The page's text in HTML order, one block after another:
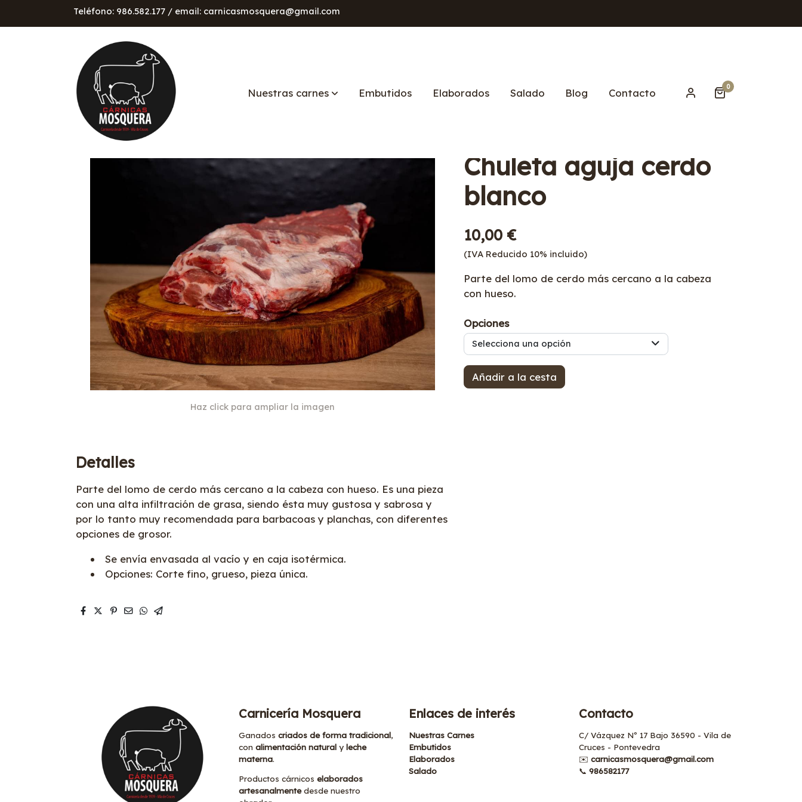
Teléfono: 986.582.177 / email: carnicasmosquera@gmail.com
Nuestras carnes Embutidos Elaborados Salado Blog Contacto 0
Chuleta aguja cerdo blanco
Haz click para ampliar la imagen
Detalles
Parte del lomo de cerdo más cercano a la cabeza con hueso. Es una pieza
con una alta infiltración de grasa, siendo ésta muy gustosa y sabrosa y
por lo tanto muy recomendada para barbacoas y planchas, con diferentes
opciones de grosor.
Se envía envasada al vacío y en caja isotérmica.
Opciones: Corte fino, grueso, pieza única.
Chuleta aguja cerdo
blanco
10,00 €
(IVA Reducido 10% incluido)
Parte del lomo de cerdo más cercano a la cabeza
con hueso.
Opciones
Selecciona una opción
Añadir a la cesta
Carnicería Mosquera
Ganados criados de forma tradicional,
con alimentación naturaly leche
materna.
Productos cárnicos elaborados
artesanalmentedesde nuestro
Enlaces de interés
Nuestras Carnes
Embutidos
Elaborados
Salado
Contacto
C/ Vázquez Nº 17 Bajo 36590 - Vila de
Cruces - Pontevedra
✉️ carnicasmosquera@gmail.com
📞 986582177